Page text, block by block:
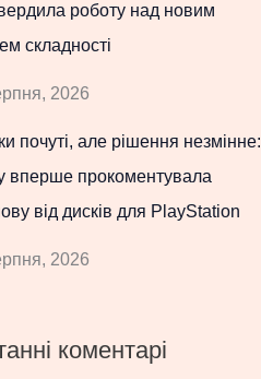
роботу над новим
складності
2026
почуті, але рішення незмінне:
вперше прокоментувала
від дисків для PlayStation
2026
коментарі